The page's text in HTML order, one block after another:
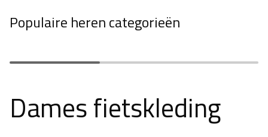
Populaire heren categorieën
Dames fietskleding